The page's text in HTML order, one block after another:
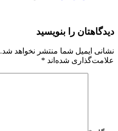
دیدگاهتان را بنویسید
نشانی ایمیل شما منتشر نخواهد شد.
علامت‌گذاری شده‌اند *